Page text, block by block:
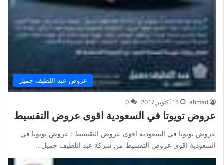
عروض عبد اللطيف جميل
ahmad 15 أكتوبر,2017 0
عروض تويوتا في السعودية اقوى عروض التقسيط
عروض تويوتا في السعودية اقوى عروض التقسيط : عروض تويوتا في
السعودية اقوى عروض التقسيط من شركة عبد اللطيف جميل…